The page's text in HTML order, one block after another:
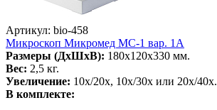
Артикул: bio-458
Микроскоп Микромед МС-1 вар. 1А
Размеры (ДхШхВ): 180х120х330 мм.
Вес: 2,5 кг.
Увеличение: 10х/20х, 10х/30х или 20х/40х.
В комплекте: